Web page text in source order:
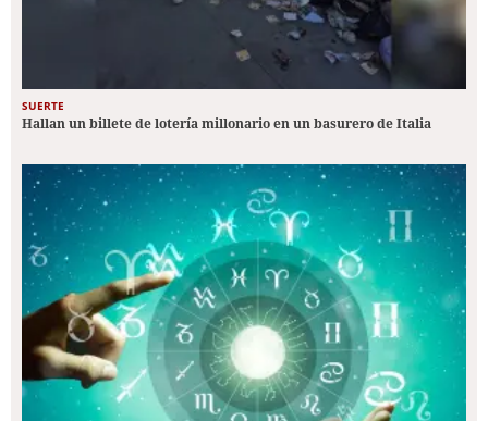
SUERTE
Hallan un billete de lotería millonario en un basurero de Italia